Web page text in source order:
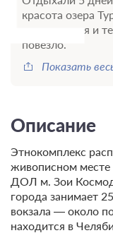
красота озера
очень мягкая и
повезло.
Показать
Описание
Этнокомплекс
живописном месте
ДОЛ м. Зои
города занимает
вокзала — около
находится в